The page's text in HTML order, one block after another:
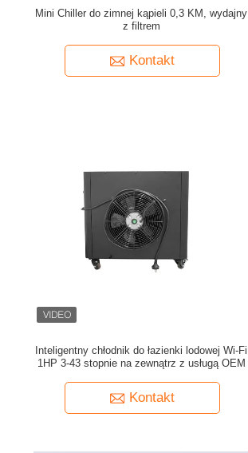
Mini Chiller do zimnej kąpieli 0,3 KM, wydajny
z filtrem
Kontakt
Inteligentny chłodnik do łazienki lodowej Wi-Fi
1HP 3-43 stopnie na zewnątrz z usługą OEM
Kontakt